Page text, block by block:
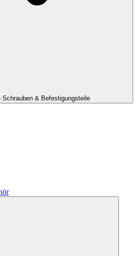
Schrauben & Befestigungsteile